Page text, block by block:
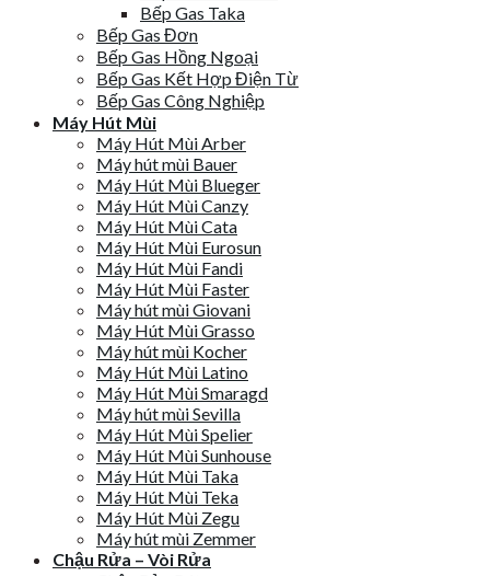
Bếp Gas Taka
Bếp Gas Đơn
Bếp Gas Hồng Ngoại
Bếp Gas Kết Hợp Điện Từ
Bếp Gas Công Nghiệp
Máy Hút Mùi
Máy Hút Mùi Arber
Máy hút mùi Bauer
Máy Hút Mùi Blueger
Máy Hút Mùi Canzy
Máy Hút Mùi Cata
Máy Hút Mùi Eurosun
Máy Hút Mùi Fandi
Máy Hút Mùi Faster
Máy hút mùi Giovani
Máy Hút Mùi Grasso
Máy hút mùi Kocher
Máy Hút Mùi Latino
Máy Hút Mùi Smaragd
Máy hút mùi Sevilla
Máy Hút Mùi Spelier
Máy Hút Mùi Sunhouse
Máy Hút Mùi Taka
Máy Hút Mùi Teka
Máy Hút Mùi Zegu
Máy hút mùi Zemmer
Chậu Rửa – Vòi Rửa